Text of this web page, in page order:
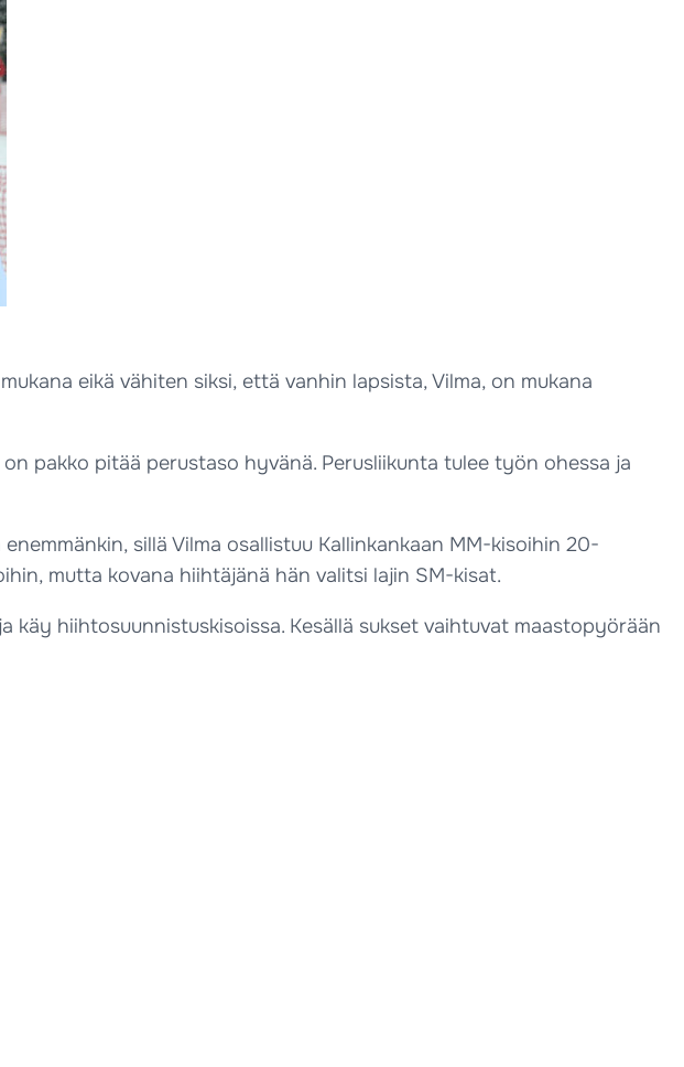
eikä vähiten siksi, että vanhin lapsista, Vilma, on mukana
pakko pitää perustaso hyvänä. Perusliikunta tulee työn ohessa ja
sillä Vilma osallistuu Kallinkankaan MM-kisoihin 20-
mutta kovana hiihtäjänä hän valitsi lajin SM-kisat.
hiihtosuunnistuskisoissa. Kesällä sukset vaihtuvat maastopyörään